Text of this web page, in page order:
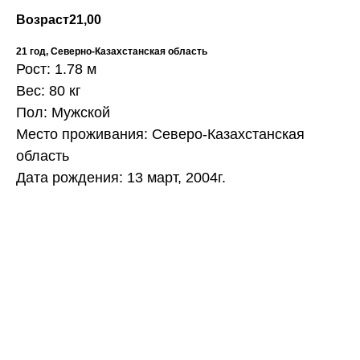
Возраст21,00
21 год, Северно-Казахстанская область
Рост: 1.78 м
Вес: 80 кг
Пол: Мужской
Место проживания: Северо-Казахстанская
область
Дата рождения: 13 март, 2004г.